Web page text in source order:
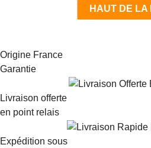
HAUT DE LA
Origine France
Garantie
Livraison offerte
en point relais
Expédition sous